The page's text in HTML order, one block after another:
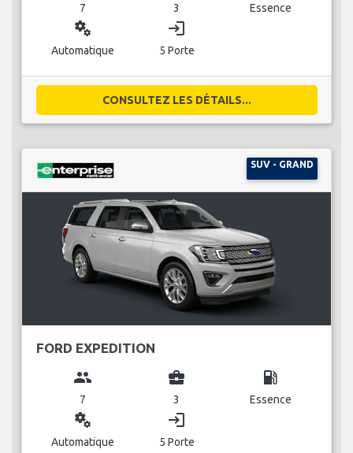
7 3 Essence
miscellaneous_services
Automatique
login
5 Porte
CONSULTEZ LES DÉTAILS...
SUV - GRAND
FORD EXPEDITION
group
7
business_center
3
local_gas_station
Essence
miscellaneous_services
Automatique
login
5 Porte